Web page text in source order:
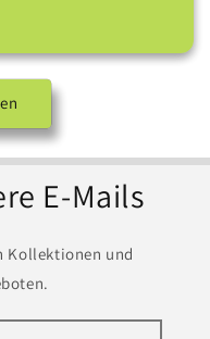
E-Mails
Kollektionen und